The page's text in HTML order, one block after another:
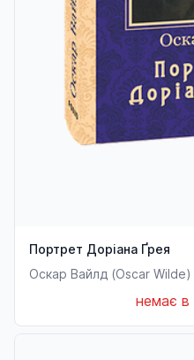
Портрет Доріана Ґрея
Оскар Вайлд (Oscar Wilde)
немає в